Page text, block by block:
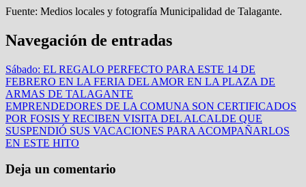
Fuente: Medios locales y fotografía Municipalidad de Talagante.
Navegación de entradas
Sábado: EL REGALO PERFECTO PARA ESTE 14 DE
FEBRERO EN LA FERIA DEL AMOR EN LA PLAZA DE
ARMAS DE TALAGANTE
EMPRENDEDORES DE LA COMUNA SON CERTIFICADOS
POR FOSIS Y RECIBEN VISITA DEL ALCALDE QUE
SUSPENDIÓ SUS VACACIONES PARA ACOMPAÑARLOS
EN ESTE HITO
Deja un comentario